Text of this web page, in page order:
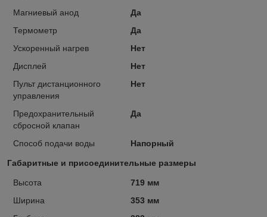
Магниевый анод
Да
Термометр
Да
Ускоренный нагрев
Нет
Дисплей
Нет
Пульт дистанционного
управления
Нет
Предохранительный
сбросной клапан
Да
Способ подачи воды Напорный
Габаритные и присоединительные размеры
Высота
719 мм
Ширина
353 мм